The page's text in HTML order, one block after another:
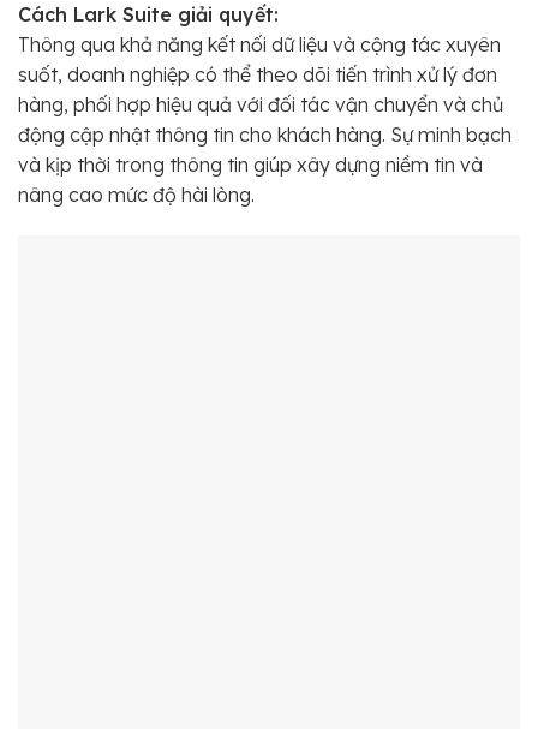
Cách Lark Suite giải quyết:
Thông qua khả năng kết nối dữ liệu và cộng tác xuyên
suốt, doanh nghiệp có thể theo dõi tiến trình xử lý đơn
hàng, phối hợp hiệu quả với đối tác vận chuyển và chủ
động cập nhật thông tin cho khách hàng. Sự minh bạch
và kịp thời trong thông tin giúp xây dựng niềm tin và
nâng cao mức độ hài lòng.